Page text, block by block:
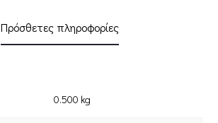
Πρόσθετες πληροφορίες
0.500 kg